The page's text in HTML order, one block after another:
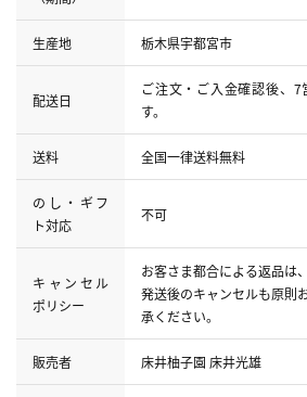
生産地 栃木県宇都宮市
配送日
ご注文・ご入金確認後、
す。
送料 全国一律送料無料
のし・ギフ
ト対応
不可
キャンセル
ポリシー
お客さま都合による返品は
発送後のキャンセルも原則
承ください。
販売者 床井柚子園 床井光雄